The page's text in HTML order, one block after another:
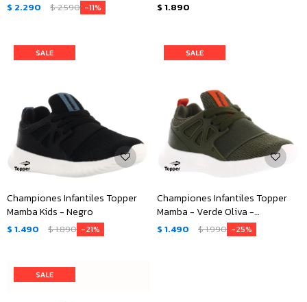
$ 2.290 $2.590 11 $ 1.890
Championes Infantiles Topper
Mamba Kids - Negro
$ 1.490 $1.890 21
Championes Infantiles Topper
Mamba - Verde Oliva -
Anaranjado
$ 1.490 $1.990 25